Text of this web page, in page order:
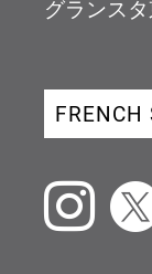
グランス
FRENCH